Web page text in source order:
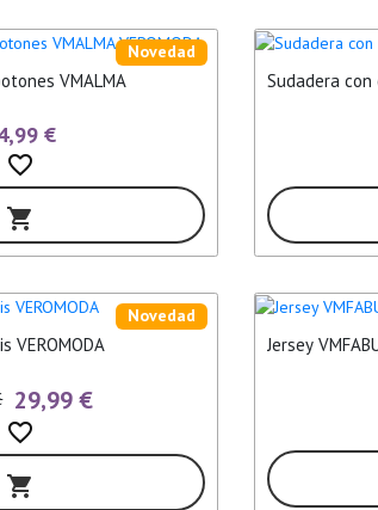
VMALMA
Novedad
€
favorite_border
shopping_cart
Sudadera con
VEROMODA
Novedad
29,99 €
favorite_border
shopping_cart
Jersey